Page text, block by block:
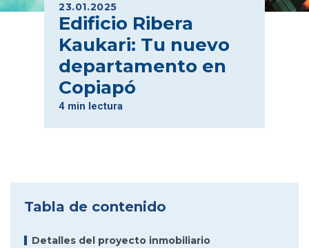
23.01.2025
Edificio Ribera
Kaukari: Tu nuevo
departamento en
Copiapó
4 min lectura
Tabla de contenido
Detalles del proyecto inmobiliario